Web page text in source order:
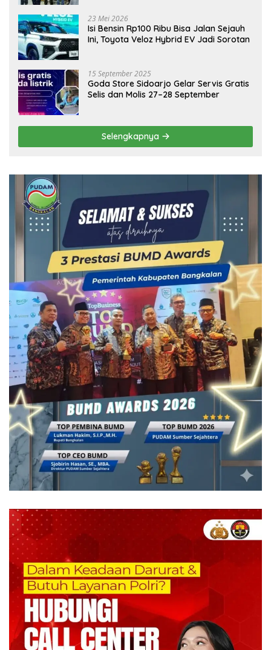
23 Mei 2026
Isi Bensin Rp100 Ribu Bisa Jalan Sejauh
Ini, Toyota Veloz Hybrid EV Jadi Sorotan
15 September 2025
Goda Store Sidoarjo Gelar Servis Gratis
Selis dan Molis 27–28 September
Selengkapnya